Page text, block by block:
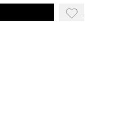
AGGIUNGI